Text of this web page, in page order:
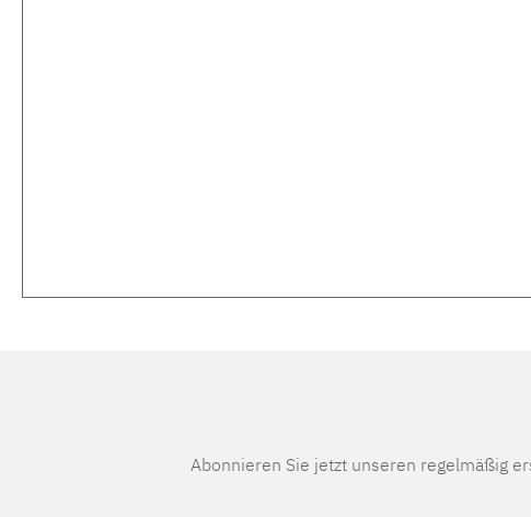
Abonnieren Sie jetzt unseren regelmäßig